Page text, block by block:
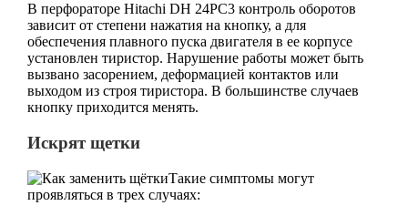
В перфораторе Hitachi DH 24PC3 контроль оборотов
зависит от степени нажатия на кнопку, а для
обеспечения плавного пуска двигателя в ее корпусе
установлен тиристор. Нарушение работы может быть
вызвано засорением, деформацией контактов или
выходом из строя тиристора. В большинстве случаев
кнопку приходится менять.
Искрят щетки
Такие симптомы могут
проявляться в трех случаях: